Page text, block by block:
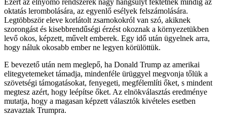
oktatás lerombolására, az egyenlő esélyek felszámolására.
Legtöbbször eleve korlátolt zsarnokokról van szó, akiknek
szorongást és kisebbrendűségi érzést okoznak a környezetükben
levő okos, képzett, művelt emberek. Egy idő után ügyelnek arra,
hogy náluk okosabb ember ne legyen körülöttük.
E bevezető után nem meglepő, ha Donald Trump az amerikai
elitegyetemeket támadja, mindenféle ürüggyel megvonja tőlük a
szövetségi támogatásokat, fenyegeti, megfélemlíti őket, s mindent
megtesz azért, hogy leépítse őket. Az elnökválasztás eredménye
mutatja, hogy a magasan képzett választók kivételes esetben
szavaztak Trumpra.